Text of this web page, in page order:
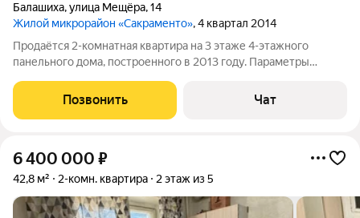
Балашиха,улица Мещёра,14
Жилой микрорайон «Сакраменто», 4 квартал 2014
Продаётся 2-комнатная квартира на 3 этаже 4-этажного
панельного дома, построенного в 2013 году. Параметры
51,6 кв.м, комнаты изолированные 17,7 и 12,8 кв.м, кухня 8,9
кв.м. Санузел раздельный.
Позвонить Чат
6 400 000 ₽
42,8 м² 2-комн. квартира 2 этаж из 5